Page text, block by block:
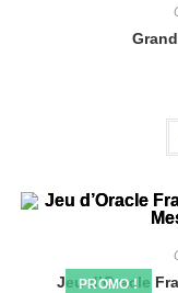
PROMO !
Jeu d’Oracle